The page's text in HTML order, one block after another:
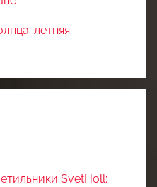
летняя
SvetHoll: